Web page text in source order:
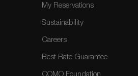
My Reservations
Sustainability
Careers
Best Rate Guarantee